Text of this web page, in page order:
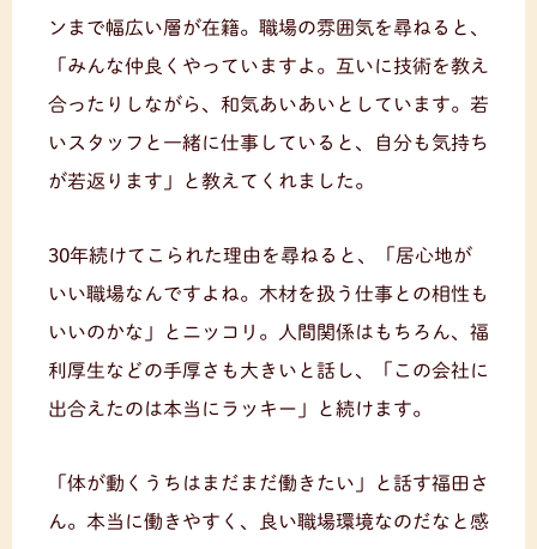
ンまで幅広い層が在籍。職場の雰囲気を尋ねると、
「みんな仲良くやっていますよ。互いに技術を教え
合ったりしながら、和気あいあいとしています。若
いスタッフと一緒に仕事していると、自分も気持ち
が若返ります」と教えてくれました。
30年続けてこられた理由を尋ねると、「居心地が
いい職場なんですよね。木材を扱う仕事との相性も
いいのかな」とニッコリ。人間関係はもちろん、福
利厚生などの手厚さも大きいと話し、「この会社に
出合えたのは本当にラッキー」と続けます。
「体が動くうちはまだまだ働きたい」と話す福田さ
ん。本当に働きやすく、良い職場環境なのだなと感